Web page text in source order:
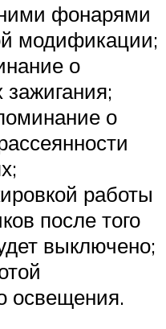
фонарями
модификации;
о
о
работы
после того
выключено;
освещения.